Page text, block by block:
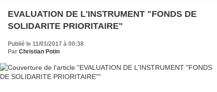
EVALUATION DE L'INSTRUMENT "FONDS DE
SOLIDARITE PRIORITAIRE"
Publié le 11/01/2017 à 00:38
Par Christian Potin